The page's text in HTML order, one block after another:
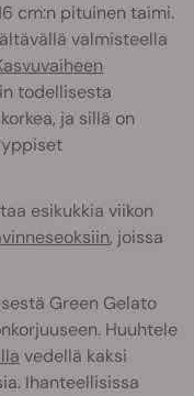
cm:n pituinen taimi.
valmisteella
todellisesta
ja sillä on
esikukkia viikon
, joissa
Green Gelato
Huuhtele
vedellä kaksi
Ihanteellisissa